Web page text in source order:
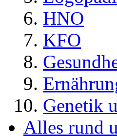
HNO
KFO
Genetik
Alles rund